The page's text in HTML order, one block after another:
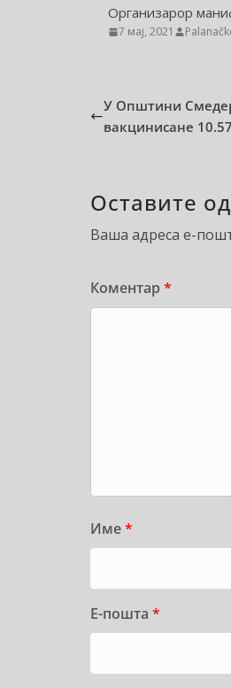
Организарор
7 мај, 2021
У Општини
вакцинисане
Оставите
Ваша адреса е-
Коментар *
Име*
Е-пошта *